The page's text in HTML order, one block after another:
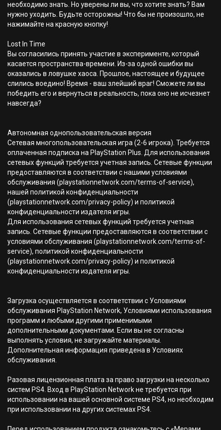
необходимо знать. Но уверены ли вы, что хотите знать? Вам
нужно уходить. Будьте осторожны! Что бы не произошло, не
нажимайте на красную кнопку!
Lost In Time
Вы согласились принять участие в эксперименте, который
касается пространства-времени. Из-за одной ошибки вы
оказались в ловушке хаоса. Прошлое, настоящее и будущее
слились воедино! Время - ваш злейший враг! Сможете ли вы
победить его и вернуться в реальность, пока оно не исчезнет
навсегда?
Автономная однопользовательская версия
Сетевая многопользовательская игра (2-6 игрока). Требуется
оплаченная подписка на PlayStation Plus. Для использования
сетевых функций требуется учетная запись. Сетевые функции
предоставляются в соответствии с нашими условиями
обслуживания (playstationnetwork.com/terms-of-service),
нашей политикой конфиденциальности
(playstationnetwork.com/privacy-policy) и политикой
конфиденциальности издателя игры.
Для использования сетевых функций требуется учетная
запись. Сетевые функции предоставляются в соответствии с
условиями обслуживания (playstationnetwork.com/terms-of-
service), политикой конфиденциальности
(playstationnetwork.com/privacy-policy) и политикой
конфиденциальности издателя игры.
Загрузка осуществляется в соответствии с Условиями
обслуживания PlayStation Network, Условиями использования
программ и любыми другими применимыми
дополнительными документами. Если вы не согласны
выполнять условия, не загружайте материалы.
Дополнительная информация приведена в Условиях
обслуживания.
Разовая лицензионная плата за право загрузки на несколько
систем PS4. Вход в PlayStation Network не требуется при
использовании на вашей основной системе PS4, но необходим
при использовании на других системах PS4.